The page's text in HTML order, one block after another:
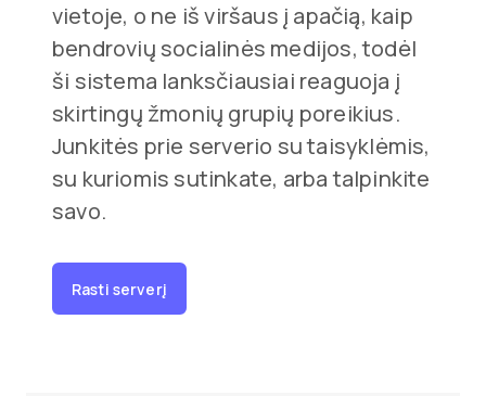
vietoje, o ne iš viršaus į apačią, kaip
bendrovių socialinės medijos, todėl
ši sistema lanksčiausiai reaguoja į
skirtingų žmonių grupių poreikius.
Junkitės prie serverio su taisyklėmis,
su kuriomis sutinkate, arba talpinkite
savo.
Rasti serverį